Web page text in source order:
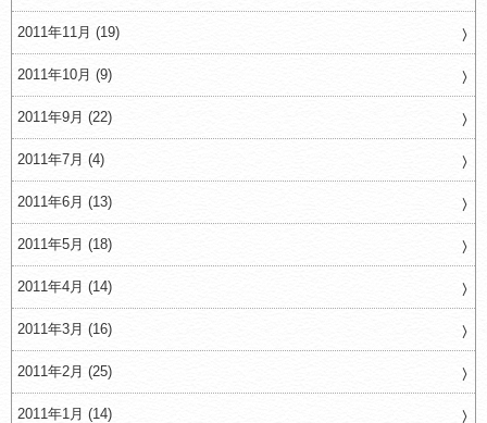
2011年11月 (19)
2011年10月 (9)
2011年9月 (22)
2011年7月 (4)
2011年6月 (13)
2011年5月 (18)
2011年4月 (14)
2011年3月 (16)
2011年2月 (25)
2011年1月 (14)